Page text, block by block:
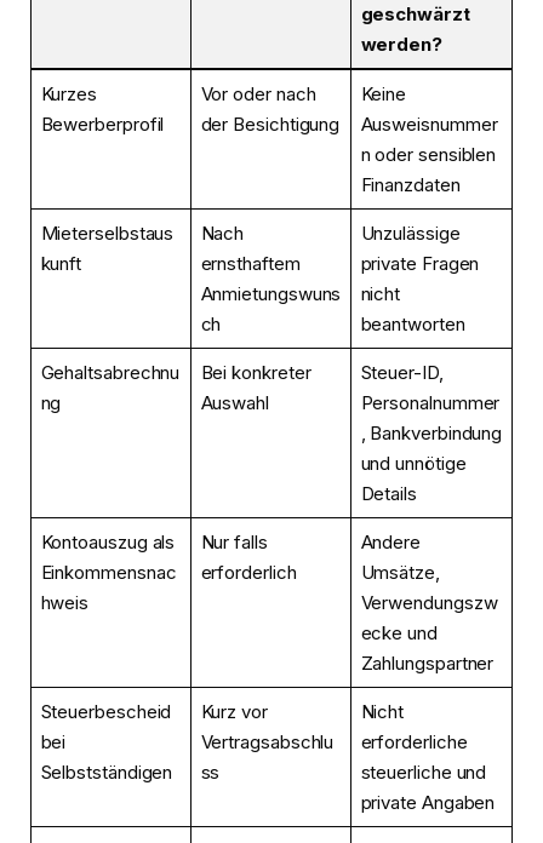
geschwärzt
werden?
Kurzes
Bewerberprofil
Vor oder nach
der Besichtigung
Keine
Ausweisnummer
n oder sensiblen
Finanzdaten
Mieterselbstaus
kunft
Nach
ernsthaftem
Anmietungswuns
ch
Unzulässige
private Fragen
nicht
beantworten
Gehaltsabrechnu
ng
Bei konkreter
Auswahl
Steuer-ID,
Personalnummer
, Bankverbindung
und unnötige
Details
Kontoauszug als
Einkommensnac
hweis
Nur falls
erforderlich
Andere
Umsätze,
Verwendungszw
ecke und
Zahlungspartner
Steuerbescheid
bei
Selbstständigen
Kurz vor
Vertragsabschlu
ss
Nicht
erforderliche
steuerliche und
private Angaben